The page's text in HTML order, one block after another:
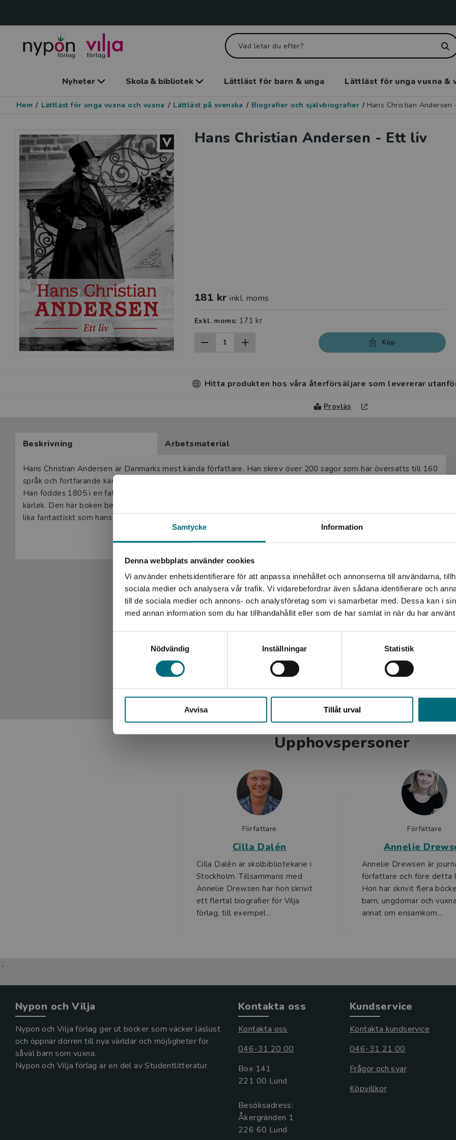
Samtycke Information
Denna webbplats använder cookies
Vi använder enhetsidentifierare för att anpassa innehållet och annonserna till användarna,
sociala medier och analysera vår trafik. Vi vidarebefordrar även sådana identifierare och
till de sociala medier och annons- och analysföretag som vi samarbetar med. Dessa kan i
med annan information som du har tillhandahållit eller som de har samlat in när du har
Nödvändig
Inställningar Statistik
Avvisa Tillåt urval
Begränsad fraktregion
Det verkar som att du besöker nyponochviljaforlag.se via
en enhet utanför Sverige. Vi erbjuder inte leveranser
utanför Sverige. För att kunna slutföra ett köp måste
leveransadressen vara i Sverige.
Nyheter Skola & bibliotek Lättläst för barn & unga Lättläst för unga vuxna &
Hem / Lättläst för unga vuxna och vuxna / Lättläst på svenska / Biografier och självbiografier / Hans Christian Andersen
Hans Christian Andersen - Ett liv
181 kr inkl. moms
Exkl. moms: 171 kr
Köp
Hitta produkten hos våra återförsäljare som levererar
Provläs
Beskrivning Arbetsmaterial
Hans Christian Andersen är Danmarks mest kända författare. Han skrev över 200 sagor som har översatts till 160
språk och fortfarande känns aktuella. Succéfilmen Frost bygger exempelvis på Andersens saga Snödrottningen.
Han föddes 1805 i en fattig familj, men fick ett liv fullt av spännande resor, möten med kungligheter och olycklig
kärlek. Den här boken beskriver H.C. Andersens envisa kamp för berömmelse och framgång – ett liv som ofta var
lika fantastiskt som hans sagor.
Upphovspersoner
Författare
Cilla Dalén
Cilla Dalén är skolbibliotekarie i
Stockholm. Tillsammans med
Annelie Drewsen har hon skrivit
ett flertal biografier för Vilja
förlag, till exempel...
Författare
Annelie
Annelie Drewsen är
författare och före detta
Hon har skrivit flera
barn, ungdomar och
annat om ensamkom...
;
Nypon och Vilja
Nypon och Vilja förlag ger ut böcker som väcker läslust
och öppnar dörren till nya världar och möjligheter för
såväl barn som vuxna.
Nypon och Vilja förlag är en del av Studentlitteratur.
Kontakta oss
Kontakta oss
046-31 20 00
Box 141
221 00 Lund
Besöksadress:
Åkergränden 1
Kundservice
Kontakta kundservice
046-31 21 00
Frågor och svar
Köpvillkor